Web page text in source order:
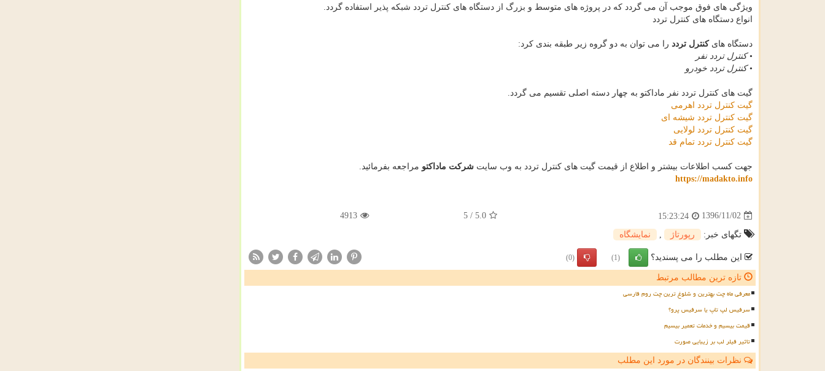
ویژگی های فوق موجب آن می گردد که در پروژه های متوسط و بزرگ از دستگاه های کنترل تردد شبکه پذیر استفاده گردد.
انواع دستگاه های کنترل تردد
دستگاه هایکنترل تردد را می توان به دو گروه زیر طبقه بندی کرد:
•کنترل تردد نفر
•کنترل تردد خودرو
گیت های کنترل تردد نفر ماداکتو به چهار دسته اصلی تقسیم می گردد.
گیت کنترل تردد اهرمی
گیت کنترل تردد شیشه ای
گیت کنترل تردد لولایی
گیت کنترل تردد تمام قد
جهت کسب اطلاعات بیشتر و اطلاع از قیمت گیت های کنترل تردد به وب سایت شرکت ماداکتو مراجعه بفرمائید.
https://madakto.info
1396/11/02
15:23:24
5.0
/
5
4913
تگهای خبر: رپورتاژ نمایشگاه
این مطلب را می پسندید؟ (1)
(0)
تازه ترین مطالب مرتبط
معرفی ماه چت بهترین و شلوغ ترین چت روم فارسی
سرفیس لپ تاپ یا سرفیس پرو؟
قیمت بیسیم و خدمات تعمیر بیسیم
تاثیر فیلر لب بر زیبایی صورت
نظرات بینندگان در مورد این مطلب